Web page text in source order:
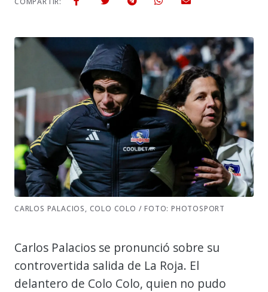
CARLOS PALACIOS, COLO COLO / FOTO: PHOTOSPORT
Carlos Palacios se pronunció sobre su
controvertida salida de La Roja. El
delantero de Colo Colo, quien no pudo